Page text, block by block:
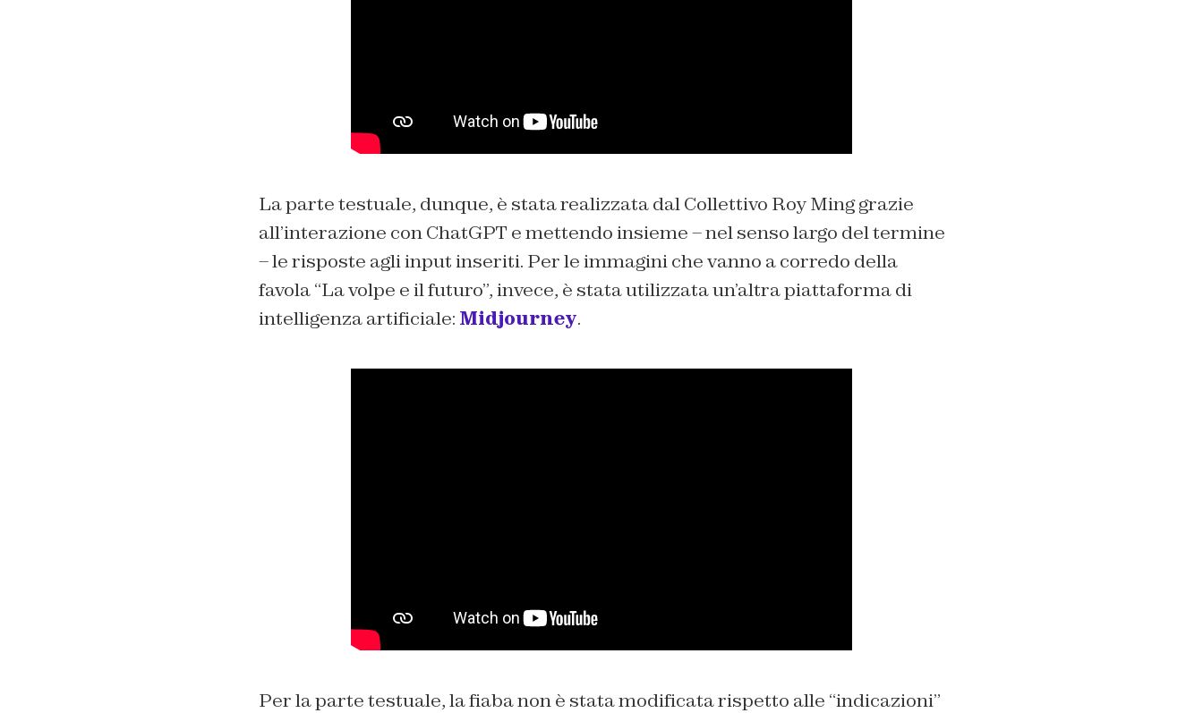
La parte testuale, dunque, è stata realizzata dal Collettivo Roy Ming grazie
all’interazione con ChatGPT e mettendo insieme – nel senso largo del termine
– le risposte agli input inseriti. Per le immagini che vanno a corredo della
favola “La volpe e il futuro”, invece, è stata utilizzata un’altra piattaforma di
intelligenza artificiale: Midjourney.
Per la parte testuale, la fiaba non è stata modificata rispetto alle “indicazioni”